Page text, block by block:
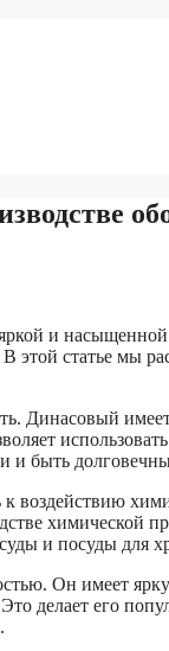
и
статье мы
Динасовый
и быть
воздействию
химической
и посуды для
Он имеет
делает его